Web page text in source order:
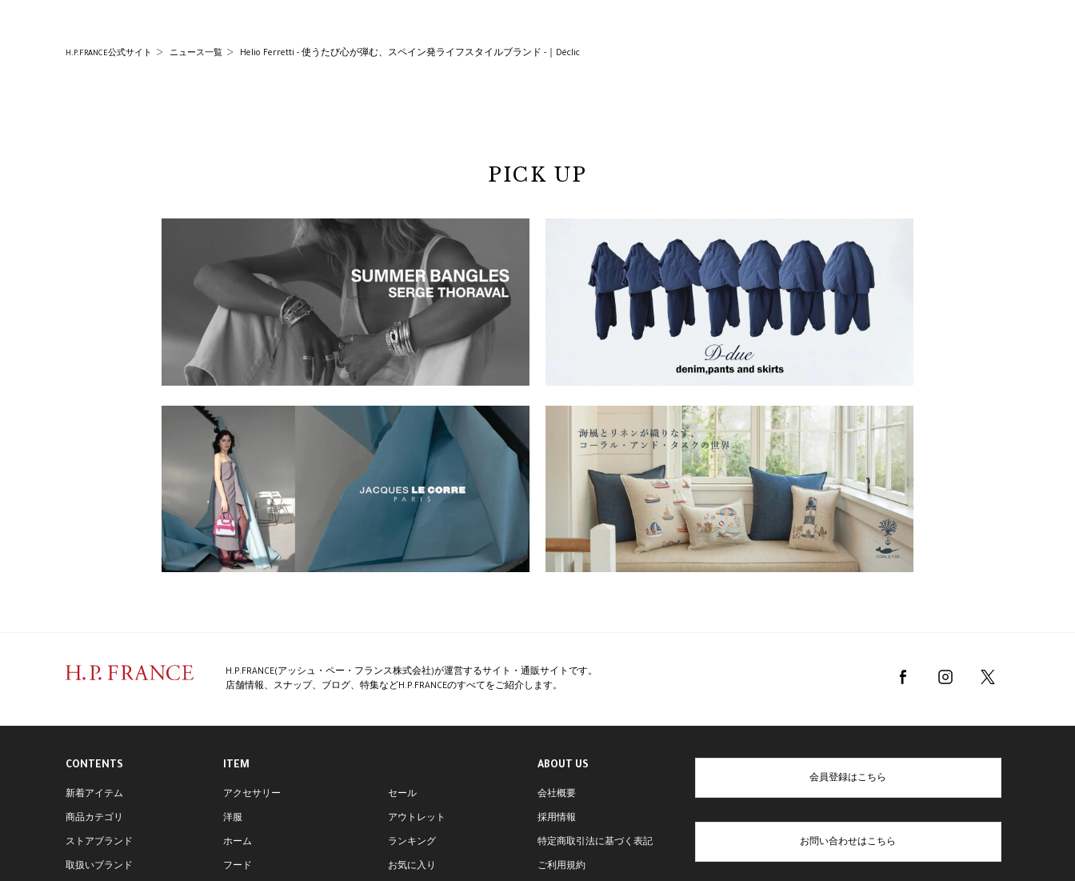
H.P.FRANCE公式サイト ニュース一覧 Helio Ferretti - 使うたび心が弾む、スペイン発ライフスタイルブランド -｜Déclic
PICK UP
H.P.FRANCE(アッシュ・ペー・フランス株式会社)が運営するサイト・通販サイトです。
店舗情報、スナップ、ブログ、特集などH.P.FRANCEのすべてをご紹介します。
CONTENTS
新着アイテム
商品カテゴリ
ストアブランド
取扱いブランド
ITEM
アクセサリー
洋服
ホーム
フード
セール
アウトレット
ランキング
お気に入り
ABOUT US
会社概要
採用情報
特定商取引法に基づく表記
ご利用規約
会員登録はこちら
お問い合わせはこちら